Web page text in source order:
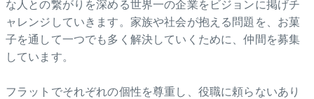
な人との繋がりを深める世界一の企業をビジョンに掲げチ
ャレンジしていきます。家族や社会が抱える問題を、お菓
子を通して一つでも多く解決していくために、仲間を募集
しています。
フラットでそれぞれの個性を尊重し、役職に頼らないあり